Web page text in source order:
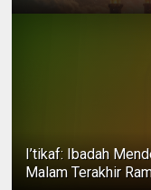
I’tikaf: Ibadah
Malam Terakhir